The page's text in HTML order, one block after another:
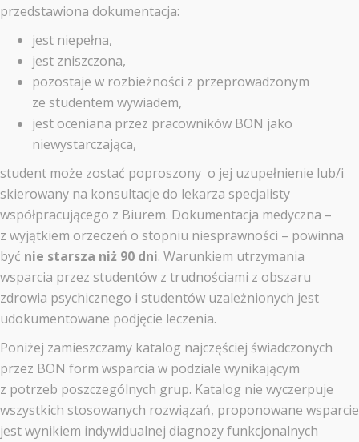
przedstawiona dokumentacja:
jest niepełna,
jest zniszczona,
pozostaje w rozbieżności z przeprowadzonym
ze studentem wywiadem,
jest oceniana przez pracowników BON jako
niewystarczająca,
student może zostać poproszony o jej uzupełnienie lub/i
skierowany na konsultacje do lekarza specjalisty
współpracującego z Biurem. Dokumentacja medyczna –
z wyjątkiem orzeczeń o stopniu niesprawności – powinna
być nie starsza niż 90 dni. Warunkiem utrzymania
wsparcia przez studentów z trudnościami z obszaru
zdrowia psychicznego i studentów uzależnionych jest
udokumentowane podjęcie leczenia.
Poniżej zamieszczamy katalog najczęściej świadczonych
przez BON form wsparcia w podziale wynikającym
z potrzeb poszczególnych grup. Katalog nie wyczerpuje
wszystkich stosowanych rozwiązań, proponowane wsparcie
jest wynikiem indywidualnej diagnozy funkcjonalnych